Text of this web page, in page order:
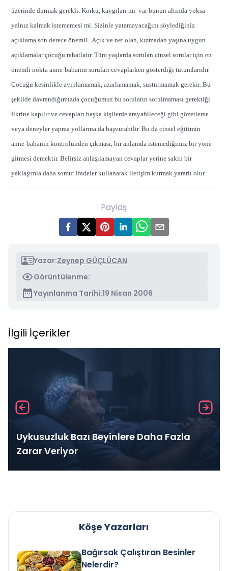
üzerinde durmak gerekli. Korku, kaygıları mı var bunun altında yoksa
yalnız kalmak istememesi mi. Sizinle yatamayacağını söylediğiniz
açıklama son derece önemli. Açık ve net olan, kızmadan yaşına uygun
açıklamalar çocuğu rahatlatır. Tüm yaşlarda sorulan cinsel sorular için en
önemli nokta anne-babanın soruları cevaplarken gösterdiği tutumlarıdır.
Çocuğu kesinlikle ayıplamamak, azarlamamak, susturmamak gerekir. Bu
şekilde davrandığımızda çocuğumuz bu soruların sorulmaması gerektiği
fikrine kapılır ve cevapları başka kişilerde arayabileceği gibi gözetleme
veya deneyler yapma yollarına da başvurabilir. Bu da cinsel eğitimin
anne-babanın kontrolünden çıkması, bir anlamda istemediğimiz bir yöne
gitmesi demektir. Belirsiz anlaşılamayan cevaplar yerine sakin bir
yaklaşımla daha somut ifadeler kullanarak iletişim kurmak yararlı olur.
Paylaş
Yazar:Zeynep GÜÇLÜCAN
Görüntülenme:
Yayınlanma Tarihi:19 Nisan 2006
İlgili İçerikler
Uykusuzluk Bazı Beyinlere Daha Fazla
Zarar Veriyor
Köşe Yazarları
Bağırsak Çalıştıran Besinler
Nelerdir?